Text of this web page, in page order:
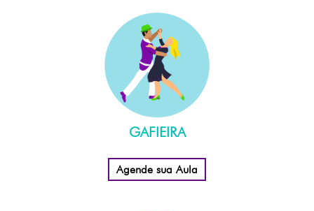
GAFIEIRA
Agende sua Aula